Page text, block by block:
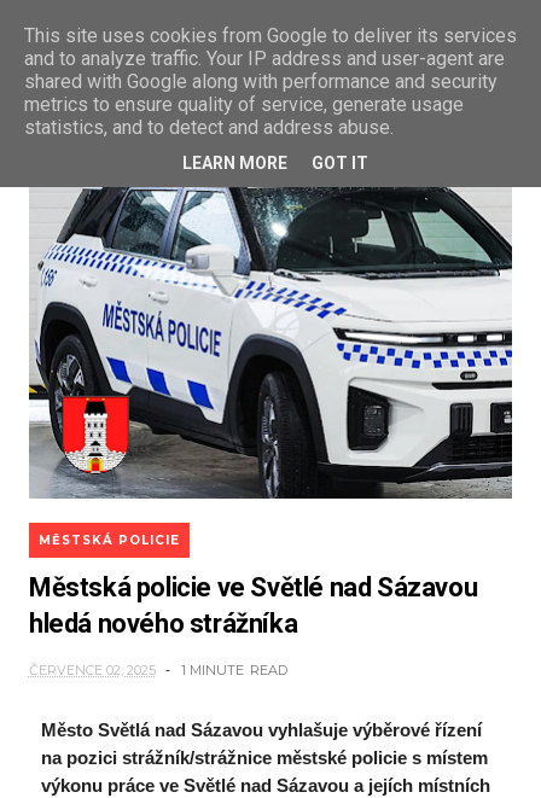
MĚSTSKÁ POLICIE
Městská policie ve Světlé nad Sázavou
hledá nového strážníka
ČERVENCE 02, 2025 1 MINUTE READ
Město Světlá nad Sázavou vyhlašuje výběrové řízení
na pozici strážník/strážnice městské policie s místem
výkonu práce ve Světlé nad Sázavou a jejích místních
This site uses cookies from Google to deliver its services
and to analyze traffic. Your IP address and user-agent are
shared with Google along with performance and security
metrics to ensure quality of service, generate usage
statistics, and to detect and address abuse.
LEARN MORE GOT IT